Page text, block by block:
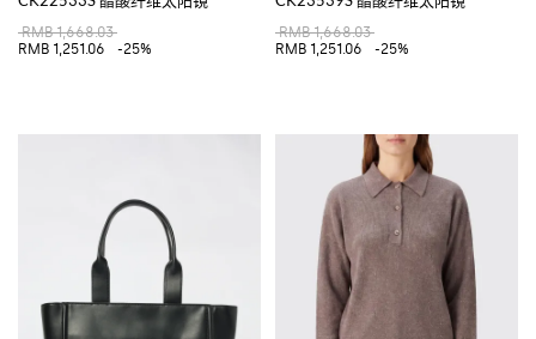
RMB 1,668.03
RMB 1,251.06
-25%
RMB 1,668.03
RMB 1,251.06
-25%